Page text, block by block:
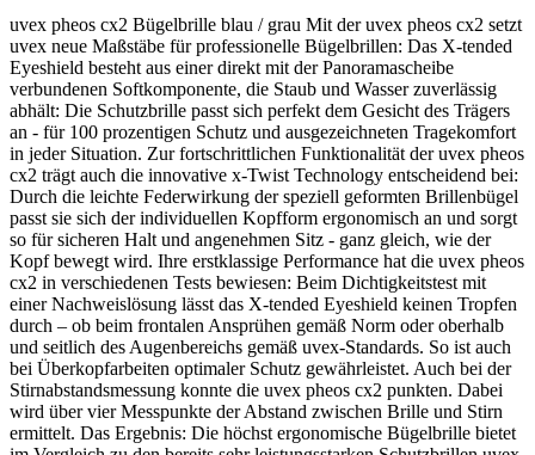
uvex pheos cx2 Bügelbrille blau / grau Mit der uvex pheos cx2 setzt
uvex neue Maßstäbe für professionelle Bügelbrillen: Das X-tended
Eyeshield besteht aus einer direkt mit der Panoramascheibe
verbundenen Softkomponente, die Staub und Wasser zuverlässig
abhält: Die Schutzbrille passt sich perfekt dem Gesicht des Trägers
an - für 100 prozentigen Schutz und ausgezeichneten Tragekomfort
in jeder Situation. Zur fortschrittlichen Funktionalität der uvex pheos
cx2 trägt auch die innovative x-Twist Technology entscheidend bei:
Durch die leichte Federwirkung der speziell geformten Brillenbügel
passt sie sich der individuellen Kopfform ergonomisch an und sorgt
so für sicheren Halt und angenehmen Sitz - ganz gleich, wie der
Kopf bewegt wird. Ihre erstklassige Performance hat die uvex pheos
cx2 in verschiedenen Tests bewiesen: Beim Dichtigkeitstest mit
einer Nachweislösung lässt das X-tended Eyeshield keinen Tropfen
durch – ob beim frontalen Ansprühen gemäß Norm oder oberhalb
und seitlich des Augenbereichs gemäß uvex-Standards. So ist auch
bei Überkopfarbeiten optimaler Schutz gewährleistet. Auch bei der
Stirnabstandsmessung konnte die uvex pheos cx2 punkten. Dabei
wird über vier Messpunkte der Abstand zwischen Brille und Stirn
ermittelt. Das Ergebnis: Die höchst ergonomische Bügelbrille bietet